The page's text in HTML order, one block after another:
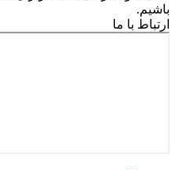
باشیم.
ارتباط با ما